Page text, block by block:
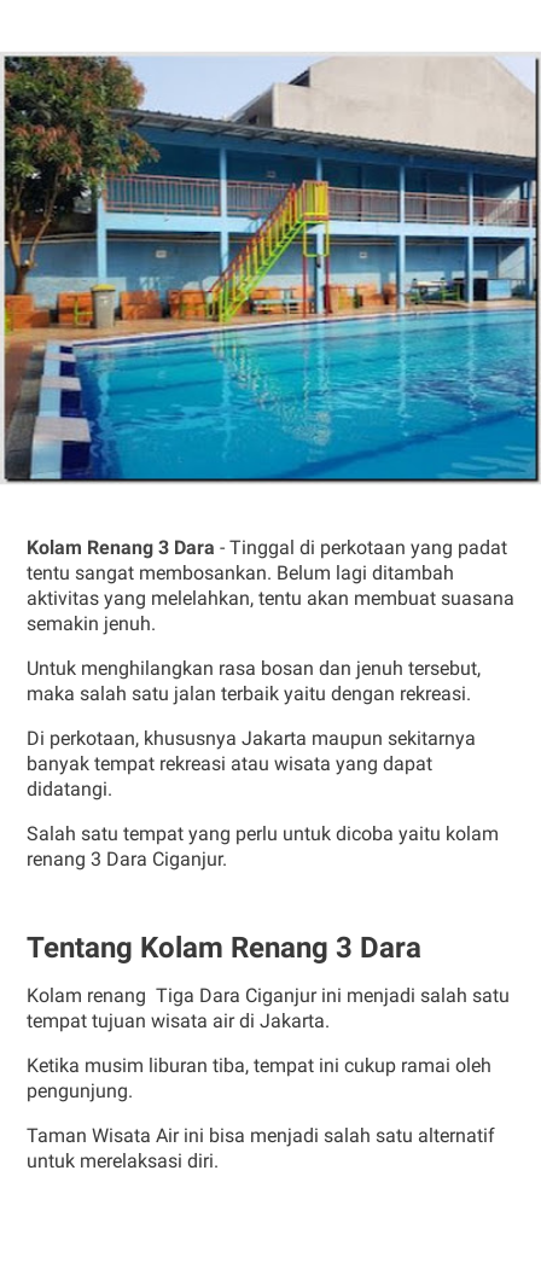
Kolam Renang 3 Dara - Tinggal di perkotaan yang padat
tentu sangat membosankan. Belum lagi ditambah
aktivitas yang melelahkan, tentu akan membuat suasana
semakin jenuh.
Untuk menghilangkan rasa bosan dan jenuh tersebut,
maka salah satu jalan terbaik yaitu dengan rekreasi.
Di perkotaan, khususnya Jakarta maupun sekitarnya
banyak tempat rekreasi atau wisata yang dapat
didatangi.
Salah satu tempat yang perlu untuk dicoba yaitu kolam
renang 3 Dara Ciganjur.
Tentang Kolam Renang 3 Dara
Kolam renang Tiga Dara Ciganjur ini menjadi salah satu
tempat tujuan wisata air di Jakarta.
Ketika musim liburan tiba, tempat ini cukup ramai oleh
pengunjung.
Taman Wisata Air ini bisa menjadi salah satu alternatif
untuk merelaksasi diri.